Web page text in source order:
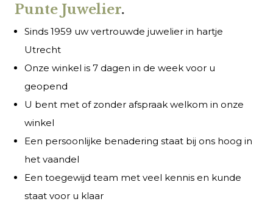
Punte Juwelier.
Sinds 1959 uw vertrouwde juwelier in hartje
Utrecht
Onze winkel is 7 dagen in de week voor u
geopend
U bent met of zonder afspraak welkom in onze
winkel
Een persoonlijke benadering staat bij ons hoog in
het vaandel
Een toegewijd team met veel kennis en kunde
staat voor u klaar